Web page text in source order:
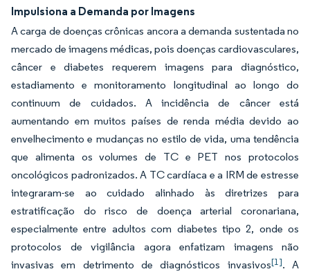
Impulsiona a Demanda por Imagens
A carga de doenças crônicas ancora a demanda sustentada no
mercado de imagens médicas, pois doenças cardiovasculares,
câncer e diabetes requerem imagens para diagnóstico,
estadiamento e monitoramento longitudinal ao longo do
continuum de cuidados. A incidência de câncer está
aumentando em muitos países de renda média devido ao
envelhecimento e mudanças no estilo de vida, uma tendência
que alimenta os volumes de TC e PET nos protocolos
oncológicos padronizados. A TC cardíaca e a IRM de estresse
integraram-se ao cuidado alinhado às diretrizes para
estratificação do risco de doença arterial coronariana,
especialmente entre adultos com diabetes tipo 2, onde os
protocolos de vigilância agora enfatizam imagens não
invasivas em detrimento de diagnósticos invasivos[1]. A